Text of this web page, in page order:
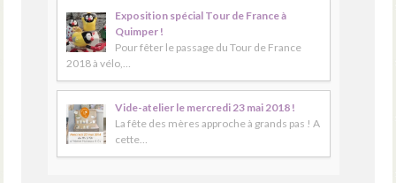
Exposition spécial Tour de France à
Quimper !
Pour fêter le passage du Tour de France
2018 à vélo,…
Vide-atelier le mercredi 23 mai 2018 !
La fête des mères approche à grands pas ! A
cette…